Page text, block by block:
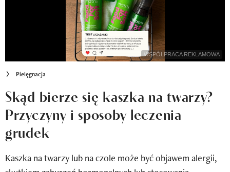
Klub Recenzentki
Newsy
Newsletter
Wizaz Summer Influ School
WSPÓŁPRACA REKLAMOWA
Pielęgnacja
Skąd bierze się kaszka na twarzy?
Przyczyny i sposoby leczenia
grudek
Kaszka na twarzy lub na czole może być objawem alergii,